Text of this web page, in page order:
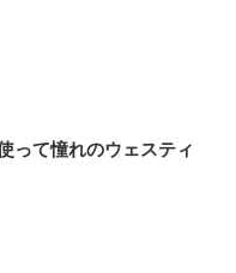
って憧れのウェスティ